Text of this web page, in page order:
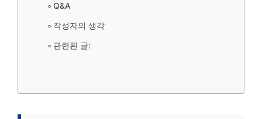
Q&A
작성자의 생각
관련된 글: